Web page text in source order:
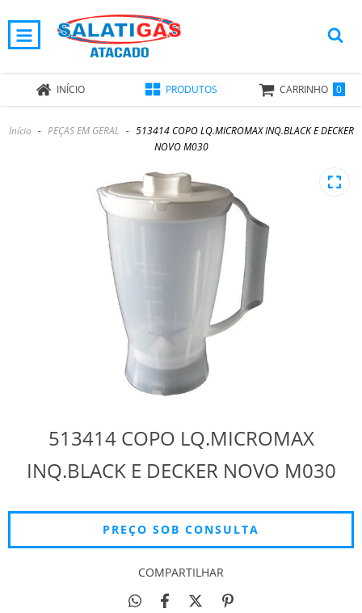
INÍCIO PRODUTOS CARRINHO 0
Início - PEÇAS EM GERAL - 513414 COPO LQ.MICROMAX INQ.BLACK E DECKER
NOVO M030
513414 COPO LQ.MICROMAX
INQ.BLACK E DECKER NOVO M030
COMPARTILHAR